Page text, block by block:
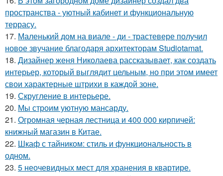
пространства - уютный кабинет и функциональную
террасу.
17. Маленький дом на виале - ди - трастевере получил
новое звучание благодаря архитекторам Studiotamat.
18. Дизайнер женя Николаева рассказывает, как создать
интерьер, который выглядит цельным, но при этом имеет
свои характерные штрихи в каждой зоне.
19. Скругление в интерьере.
20. Мы строим уютную мансарду.
21. Огромная черная лестница и 400 000 кирпичей:
книжный магазин в Китае.
22. Шкаф с тайником: стиль и функциональность в
одном.
23. 5 неочевидных мест для хранения в квартире.